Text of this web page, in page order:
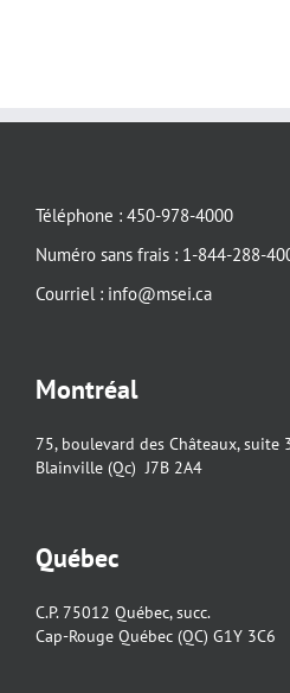
Téléphone : 450-978-4000
Numéro sans frais : 1-844-288-
Courriel : info@msei.ca
Montréal
75, boulevard des Châteaux, suite
Blainville (Qc) J7B 2A4
Québec
C.P. 75012 Québec, succ.
Cap-Rouge Québec (QC) G1Y 3C6